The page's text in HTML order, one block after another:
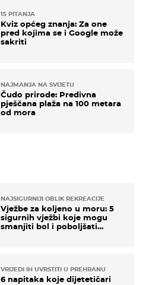
NAJSIGURNIJI OBLIK REKREACIJE
Vježbe za koljeno u moru: 5
sigurnih vježbi koje mogu
smanjiti bol i poboljšati
VRIJEDI IH UVRSTITI U PREHRANU
6 napitaka koje dijetetičari
15 PITANJA
Kviz općeg znanja: Za one
pred kojima se i Google može
sakriti
NAJMANJA NA SVIJETU
Čudo prirode: Predivna
pješčana plaža na 100 metara
od mora